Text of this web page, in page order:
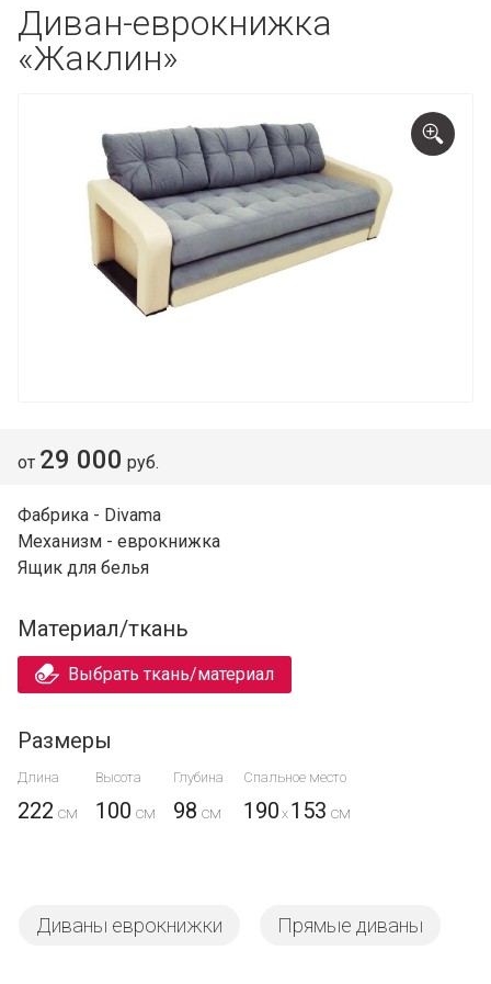
Диван-еврокнижка
«Жаклин»
от 29 000 руб.
Фабрика - Divama
Механизм - еврокнижка
Ящик для белья
Материал/ткань
Выбрать ткань/материал
Размеры
Длина Высота Глубина Спальное место
222 100 98 190 x 153
Диваны еврокнижки Прямые диваны